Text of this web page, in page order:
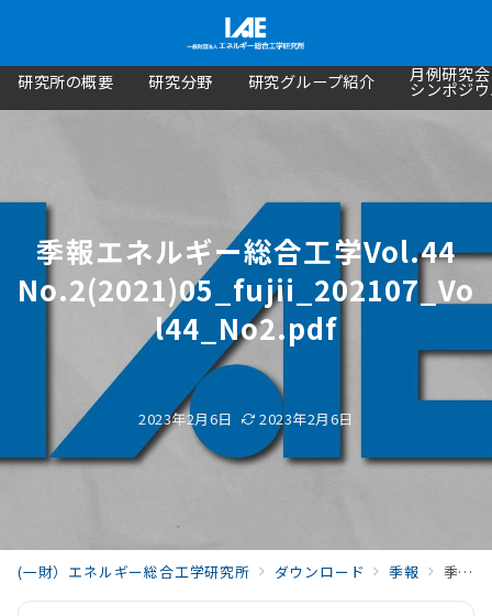
研究所の概要 研究分野 研究グループ紹介 月例研究
シンポジ
季報エネルギー総合工学Vol.44
No.2(2021)05_fujii_202107_Vo
l44_No2.pdf
2023年2月6日 2023年2月6日
(一財）エネルギー総合工学研究所 ダウンロード 季報 季報エネルギー総合工学Vol.44 No.2(2021)05_fujii_202107_Vol44_No2.pdf